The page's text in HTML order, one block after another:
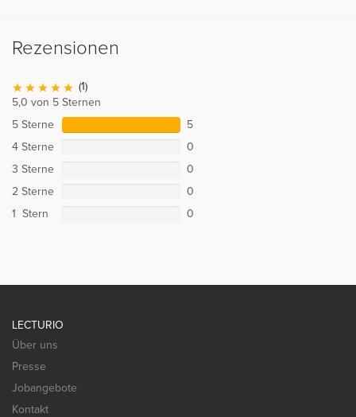
Rezensionen
(1)
5,0 von 5 Sternen
5 Sterne
5
4 Sterne
0
3 Sterne
0
2 Sterne
0
1 Stern
0
LECTURIO
Über uns
Presse
Jobangebote
Kontakt